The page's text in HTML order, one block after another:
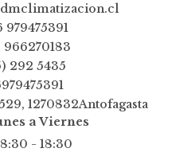
979475391
966270183
292 5435
1270832Antofagasta
a Viernes
8:30 - 18:30